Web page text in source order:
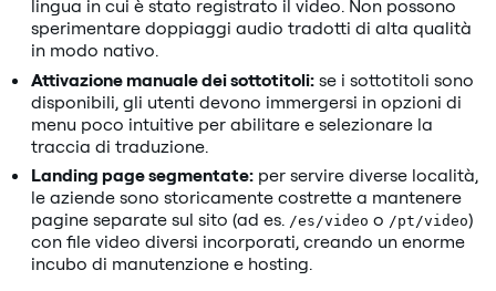
lingua in cui è stato registrato il video. Non possono
sperimentare doppiaggi audio tradotti di alta qualità
in modo nativo.
Attivazione manuale dei sottotitoli: se i sottotitoli sono
disponibili, gli utenti devono immergersi in opzioni di
menu poco intuitive per abilitare e selezionare la
traccia di traduzione.
Landing page segmentate: per servire diverse località,
le aziende sono storicamente costrette a mantenere
pagine separate sul sito (ad es. /es/video o /pt/video)
con file video diversi incorporati, creando un enorme
incubo di manutenzione e hosting.